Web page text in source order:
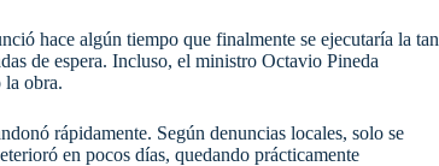
hace algún tiempo que finalmente se ejecutaría la tan
de espera. Incluso, el ministro Octavio Pineda
la obra.
rápidamente. Según denuncias locales, solo se
en pocos días, quedando prácticamente